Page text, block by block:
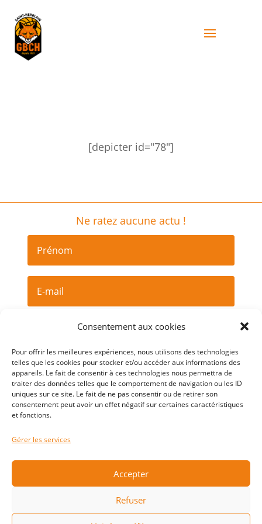
Consentement aux cookies
Pour offrir les meilleures expériences, nous utilisons des technologies
telles que les cookies pour stocker et/ou accéder aux informations des
appareils. Le fait de consentir à ces technologies nous permettra de
traiter des données telles que le comportement de navigation ou les ID
uniques sur ce site. Le fait de ne pas consentir ou de retirer son
consentement peut avoir un effet négatif sur certaines caractéristiques
et fonctions.
Gérer les services
Accepter
Refuser
[depicter id="78"]
Ne ratez aucune actu !
Je m'abonne
Golf Basket Club Herblinois
64 Avenue De Cheverny
Mentions légales
Politique de Confidentialité